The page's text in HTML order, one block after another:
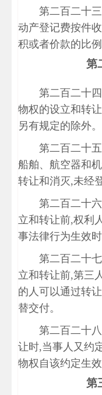
第二百二十
动产登记费按件
积或者价款的比例
第
第二百二十
物权的设立和转
另有规定的除外。
第二百二十
船舶、航空器和
转让和消灭,未经
第二百二十
立和转让前,权利
事法律行为生效时
第二百二十
立和转让前,第三
的人可以通过转
替交付。
第二百二十
让时,当事人又约
物权自该约定生效
第